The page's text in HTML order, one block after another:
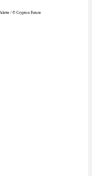
/ © Crypton Future